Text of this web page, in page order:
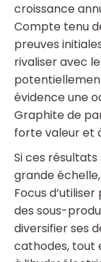
croissance
Compte tenu
preuves
rivaliser avec
évidence une
Graphite de
forte valeur et
Si ces
grande
Focus
des sous-
diversifier ses
cathodes, tout